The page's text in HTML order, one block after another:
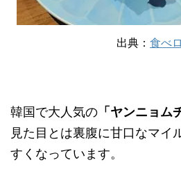
出典： 食べ
韓国で大人気の 「ヤンニョム
見た目とは裏腹に甘口なマイ
すくなっています。